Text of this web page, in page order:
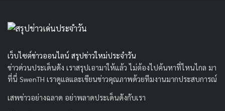
เว็บไซต์ข่าวออนไลน์ สรุปข่าวใหม่ประจำวัน
ข่าวด่วนประเด็นดัง เราสรุปเอามาให้แล้ว ไม่ต้องไปค้นหาที่ไหนไกล มา
ที่นี่ SwenTH เราดูแลและเขียนข่าวคุณภาพด้วยทีมงานมากประสบการณ์
เสพข่าวอย่างฉลาด อย่าพลาดประเด็นดังกับเรา